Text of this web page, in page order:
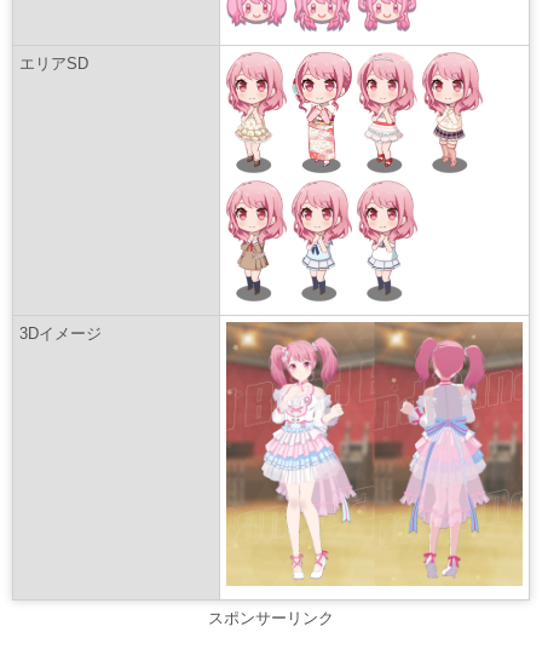
エリアSD
3Dイメージ
スポンサーリンク